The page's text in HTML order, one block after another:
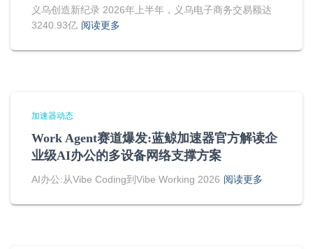
义乌创造新纪录 2026年上半年，义乌电子商务交易额达
3240.93亿 阅读更多
加速器动态
Work Agent赛道爆发:蓝鲸加速器官方解读企
业级AI办公的多设备网络支撑方案
AI办公:从Vibe Coding到Vibe Working 2026 阅读更多